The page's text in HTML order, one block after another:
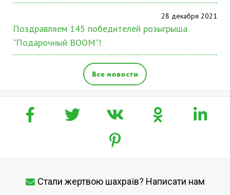
28 декабря 2021
Поздравляем 145 победителей розыгрыша
"Подарочный BOOM"!
Все новости
Стали жертвою шахраїв? Написати нам